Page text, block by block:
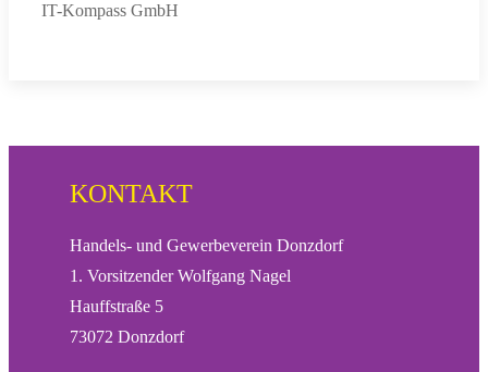
IT-Kompass GmbH
KONTAKT
Handels- und Gewerbeverein Donzdorf
1. Vorsitzender Wolfgang Nagel
Hauffstraße 5
73072 Donzdorf